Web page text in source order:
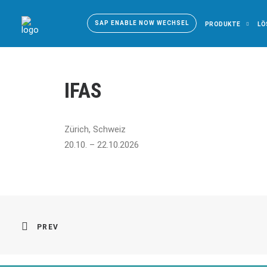
SAP ENABLE NOW WECHSEL PRODUKTE
IFAS
Zürich, Schweiz
20.10. – 22.10.2026
PREV